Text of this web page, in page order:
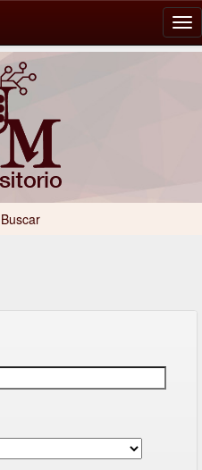
Buscar